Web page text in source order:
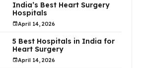
India’s Best Heart Surgery
Hospitals
April 14, 2026
5 Best Hospitals in India for
Heart Surgery
April 14, 2026